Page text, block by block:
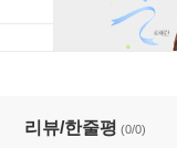
리뷰/한줄평 (0/0)